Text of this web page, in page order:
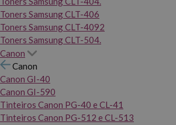
Toners Samsung CLT-406
Toners Samsung CLT-4092
Toners Samsung CLT-504.
Canon
Canon
Canon GI-40
Canon GI-590
Tinteiros Canon PG-40 e CL-41
Tinteiros Canon PG-512 e CL-513